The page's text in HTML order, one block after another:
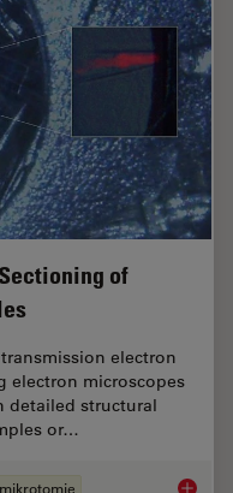
of
electron
electron microscopes
detailed structural
or…